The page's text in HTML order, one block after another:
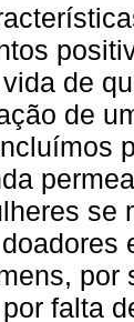
de
de
se
por
falta